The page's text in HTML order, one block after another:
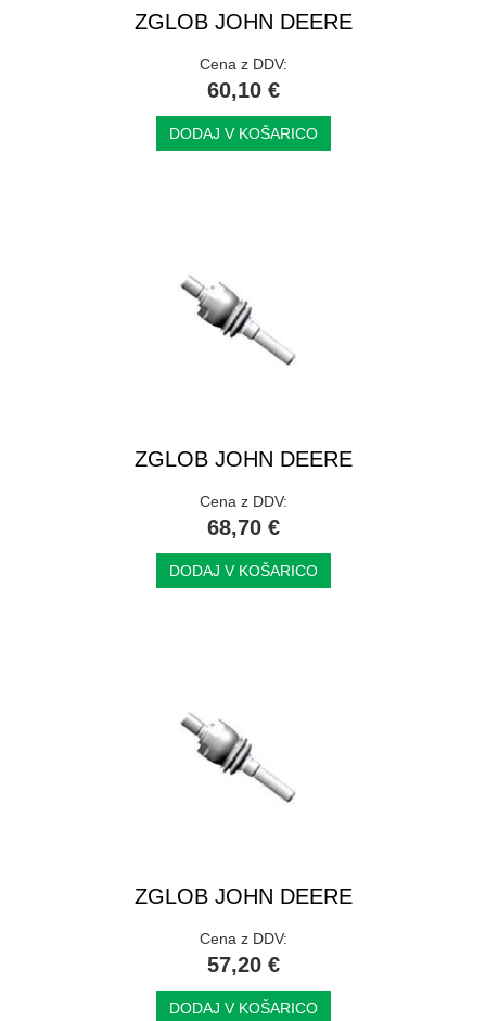
ZGLOB JOHN DEERE
Cena z DDV:
60,10 €
DODAJ V KOŠARICO
ZGLOB JOHN DEERE
Cena z DDV:
68,70 €
DODAJ V KOŠARICO
ZGLOB JOHN DEERE
Cena z DDV:
57,20 €
DODAJ V KOŠARICO